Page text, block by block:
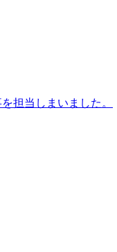
担当しまいました。